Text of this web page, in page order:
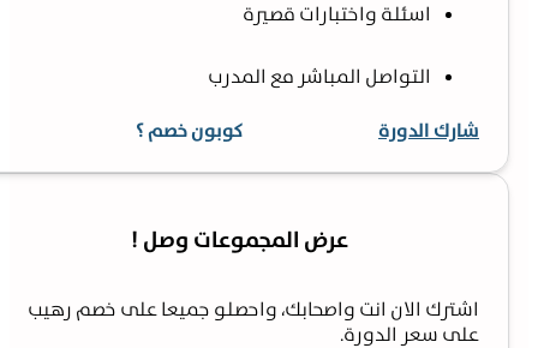
اسئلة واختبارات قصيرة
التواصل المباشر مع المدرب
شارك الدورة كوبون خصم ؟
عرض المجموعات وصل !
اشترك الان انت واصحابك، واحصلو جميعا على خصم رهيب
على سعر الدورة.